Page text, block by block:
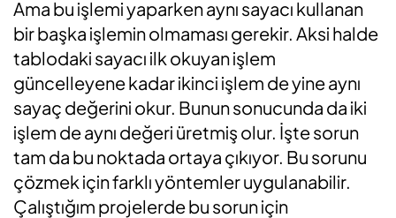
Ama bu işlemi yaparken aynı sayacı kullanan
bir başka işlemin olmaması gerekir. Aksi halde
tablodaki sayacı ilk okuyan işlem
güncelleyene kadar ikinci işlem de yine aynı
sayaç değerini okur. Bunun sonucunda da iki
işlem de aynı değeri üretmiş olur. İşte sorun
tam da bu noktada ortaya çıkıyor. Bu sorunu
çözmek için farklı yöntemler uygulanabilir.
Çalıştığım projelerde bu sorun için